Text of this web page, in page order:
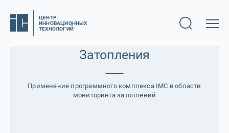
ЦЕНТР
ИННОВАЦИОННЫХ
ТЕХНОЛОГИЙ
Затопления
Применение программного комплекса IMC в области
мониторинга затоплений